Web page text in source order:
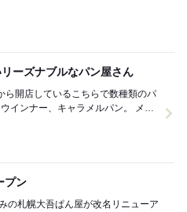
ーズナブルなパン屋さん
プン
の札幌大吾ぱん屋が改名リニューア